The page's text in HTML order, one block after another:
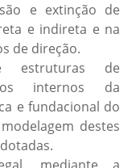
e extinção de
e indireta e na
de direção.
estruturas de
internos da
e fundacional do
destes